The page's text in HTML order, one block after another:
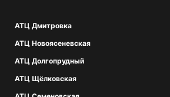
АТЦ Дмитровка
АТЦ Новоясеневская
АТЦ Долгопрудный
АТЦ Щёлковская